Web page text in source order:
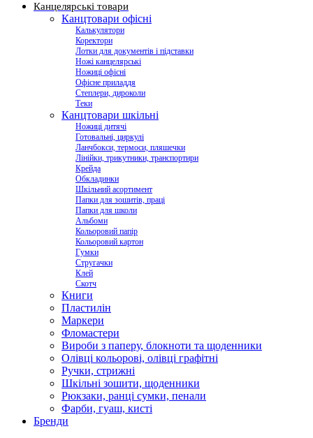
Канцелярські товари
Канцтовари офісні
Калькулятори
Коректори
Лотки для документів і підставки
Ножі канцелярські
Ножиці офісні
Офісне приладдя
Степлери, дироколи
Теки
Канцтовари шкільні
Ножиці дитячі
Готовальні, циркулі
Ланчбокси, термоси, пляшечки
Лінійки, трикутники, транспортири
Крейда
Обкладинки
Шкільний асортимент
Папки для зошитів, праці
Папки для школи
Альбоми
Кольоровий папір
Кольоровий картон
Гумки
Стругачки
Клей
Скотч
Книги
Пластилін
Маркери
Фломастери
Вироби з паперу, блокноти та щоденники
Олівці кольорові, олівці графітні
Ручки, стрижні
Шкільні зошити, щоденники
Рюкзаки, ранці сумки, пенали
Фарби, гуаш, кисті
Бренди